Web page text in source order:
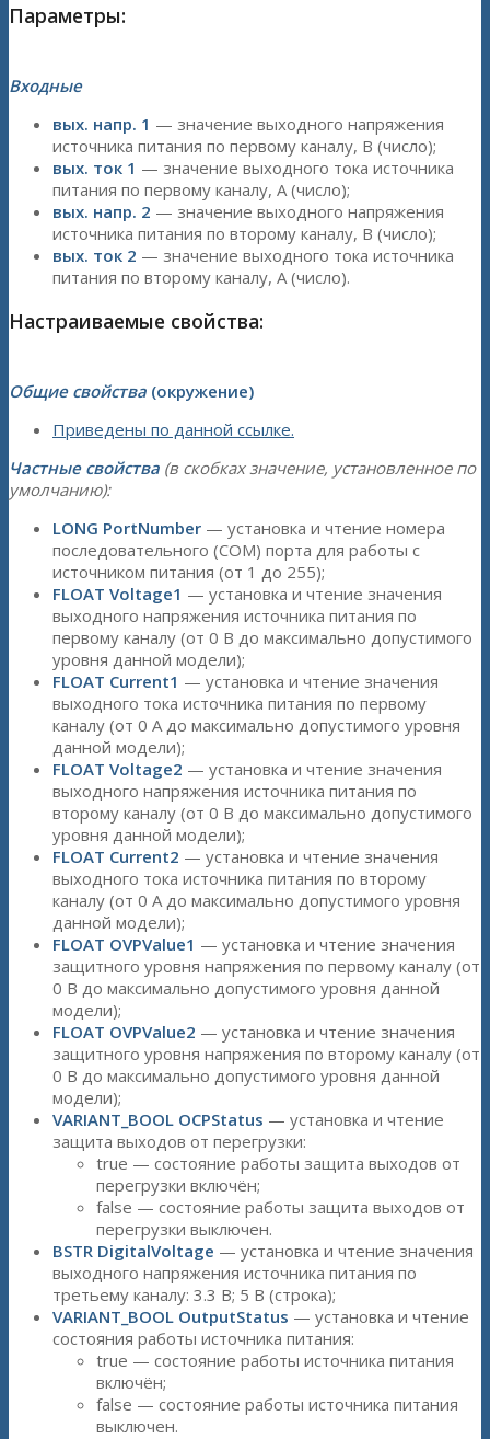
Параметры:
Входные
вых. напр. 1 — значение выходного напряжения
источника питания по первому каналу, В (число);
вых. ток 1 — значение выходного тока источника
питания по первому каналу, А (число);
вых. напр. 2 — значение выходного напряжения
источника питания по второму каналу, В (число);
вых. ток 2 — значение выходного тока источника
питания по второму каналу, А (число).
Настраиваемые свойства:
Общие свойства (окружение)
Приведены по данной ссылке.
Частные свойства (в скобках значение, установленное по
умолчанию):
LONG PortNumber — установка и чтение номера
последовательного (COM) порта для работы с
источником питания (от 1 до 255);
FLOAT Voltage1 — установка и чтение значения
выходного напряжения источника питания по
первому каналу (от 0 В до максимально допустимого
уровня данной модели);
FLOAT Current1 — установка и чтение значения
выходного тока источника питания по первому
каналу (от 0 А до максимально допустимого уровня
данной модели);
FLOAT Voltage2 — установка и чтение значения
выходного напряжения источника питания по
второму каналу (от 0 В до максимально допустимого
уровня данной модели);
FLOAT Current2 — установка и чтение значения
выходного тока источника питания по второму
каналу (от 0 А до максимально допустимого уровня
данной модели);
FLOAT OVPValue1 — установка и чтение значения
защитного уровня напряжения по первому каналу (от
0 В до максимально допустимого уровня данной
модели);
FLOAT OVPValue2 — установка и чтение значения
защитного уровня напряжения по второму каналу (от
0 В до максимально допустимого уровня данной
модели);
VARIANT_BOOL OCPStatus — установка и чтение
защита выходов от перегрузки:
true — состояние работы защита выходов от
перегрузки включён;
false — состояние работы защита выходов от
перегрузки выключен.
BSTR DigitalVoltage — установка и чтение значения
выходного напряжения источника питания по
третьему каналу: 3.3 В; 5 В (строка);
VARIANT_BOOL OutputStatus — установка и чтение
состояния работы источника питания:
true — состояние работы источника питания
включён;
false — состояние работы источника питания
выключен.